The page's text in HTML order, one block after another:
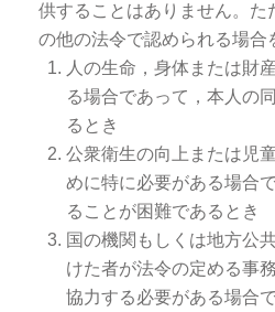
供することはありません。た
の他の法令で認められる場合
人の生命，身体または財
る場合であって，本人の
るとき
公衆衛生の向上または児
めに特に必要がある場合
ることが困難であるとき
国の機関もしくは地方公
けた者が法令の定める事
協力する必要がある場合